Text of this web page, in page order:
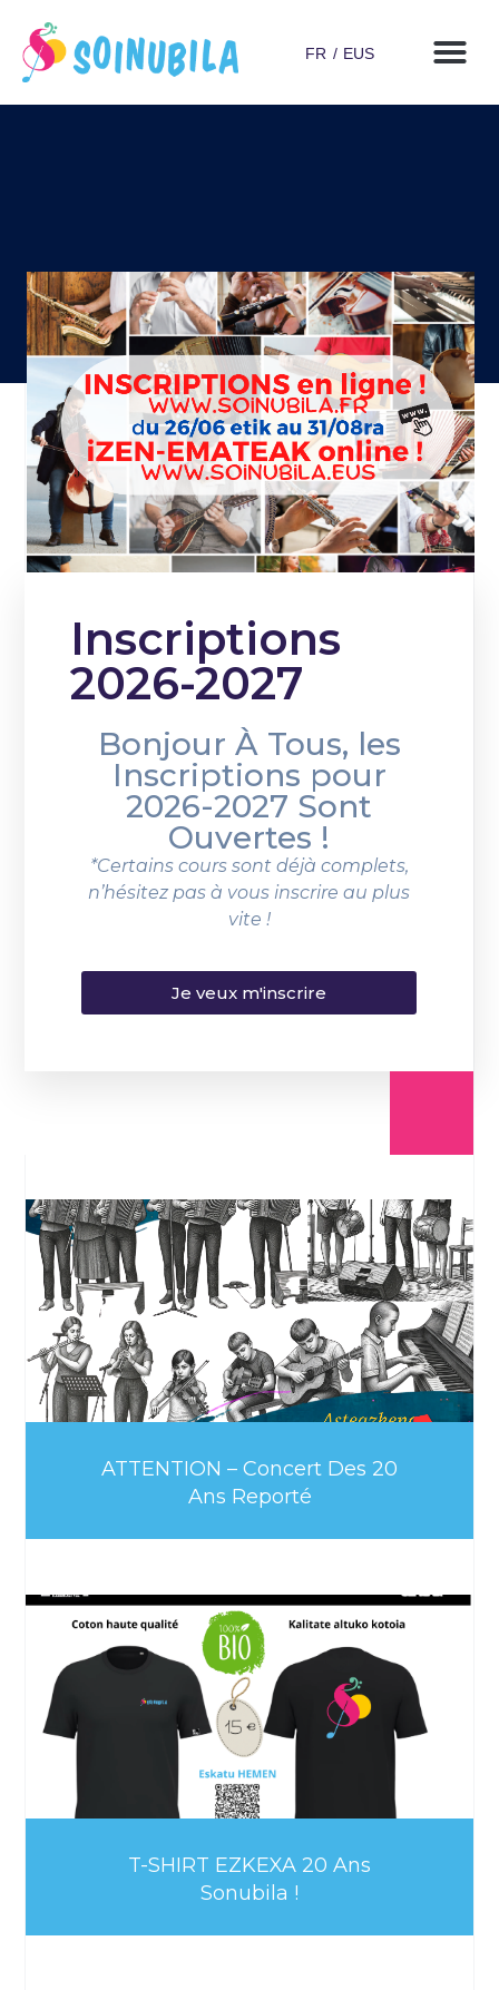
FR EUS
Inscriptions
2026-2027
Bonjour À Tous, les
Inscriptions pour
2026-2027 Sont
Ouvertes !
*Certains cours sont déjà complets,
n’hésitez pas à vous inscrire au plus
vite !
Je veux m'inscrire
ATTENTION – Concert Des 20
Ans Reporté
T-SHIRT EZKEXA 20 Ans
Sonubila !